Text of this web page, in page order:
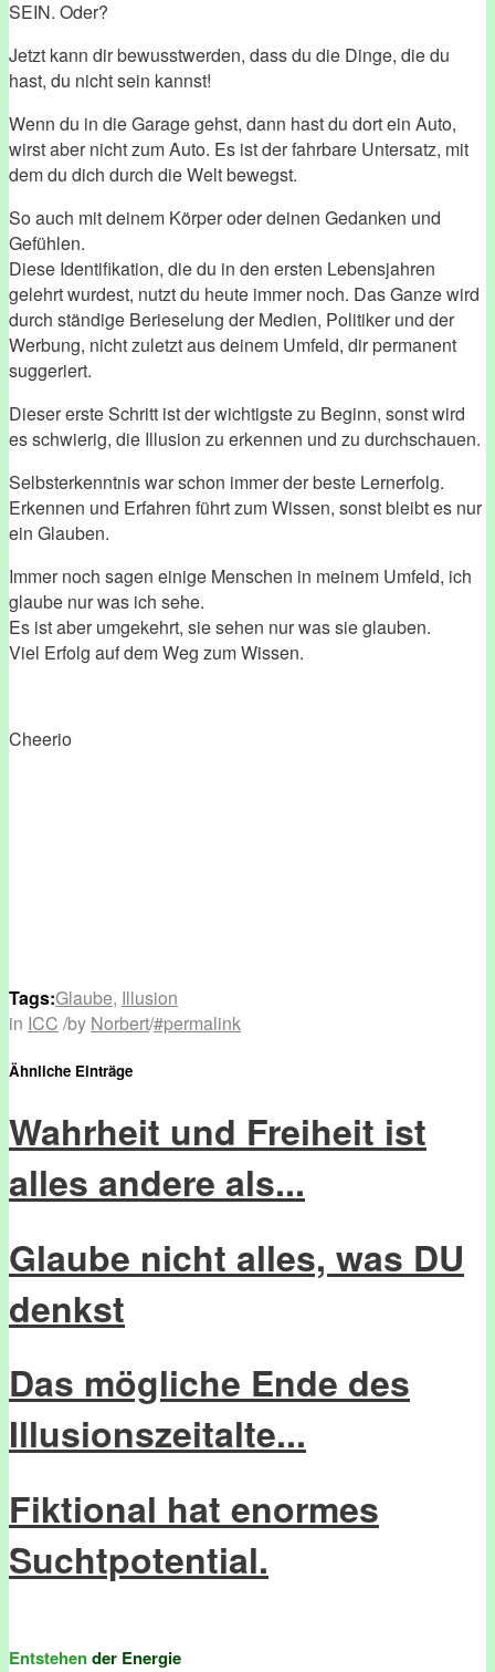
SEIN. Oder?
Jetzt kann dir bewusstwerden, dass du die Dinge, die du
hast, du nicht sein kannst!
Wenn du in die Garage gehst, dann hast du dort ein Auto,
wirst aber nicht zum Auto. Es ist der fahrbare Untersatz, mit
dem du dich durch die Welt bewegst.
So auch mit deinem Körper oder deinen Gedanken und
Gefühlen.
Diese Identifikation, die du in den ersten Lebensjahren
gelehrt wurdest, nutzt du heute immer noch. Das Ganze wird
durch ständige Berieselung der Medien, Politiker und der
Werbung, nicht zuletzt aus deinem Umfeld, dir permanent
suggeriert.
Dieser erste Schritt ist der wichtigste zu Beginn, sonst wird
es schwierig, die Illusion zu erkennen und zu durchschauen.
Selbsterkenntnis war schon immer der beste Lernerfolg.
Erkennen und Erfahren führt zum Wissen, sonst bleibt es nur
ein Glauben.
Immer noch sagen einige Menschen in meinem Umfeld, ich
glaube nur was ich sehe.
Es ist aber umgekehrt, sie sehen nur was sie glauben.
Viel Erfolg auf dem Weg zum Wissen.
Cheerio
Tags:Glaube, Illusion
in ICC /by Norbert/#permalink
Ähnliche Einträge
Wahrheit und Freiheit ist
alles andere als...
Glaube nicht alles, was DU
denkst
Das mögliche Ende des
Illusionszeitalte...
Fiktional hat enormes
Suchtpotential.
Entstehender Energie